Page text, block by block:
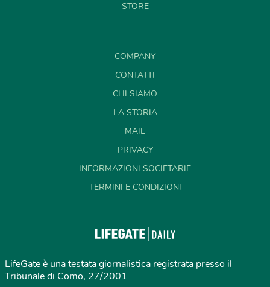
STORE
COMPANY
CONTATTI
CHI SIAMO
LA STORIA
MAIL
PRIVACY
INFORMAZIONI SOCIETARIE
TERMINI E CONDIZIONI
LifeGate è una testata giornalistica registrata presso il
Tribunale di Como, 27/2001